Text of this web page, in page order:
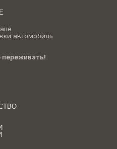
автомобиль
переживать!